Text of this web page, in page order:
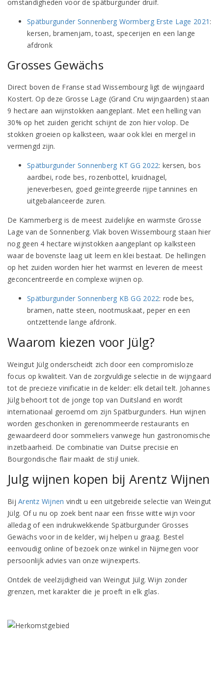
omstandigheden voor de spätburgunder druif.
Spätburgunder Sonnenberg Wormberg Erste Lage 2021 :
kersen, bramenjam, toast, specerijen en een lange
afdronk
Grosses Gewächs
Direct boven de Franse stad Wissembourg ligt de wijngaard
Kostert. Op deze Grosse Lage (Grand Cru wijngaarden) staan
9 hectare aan wijnstokken aangeplant. Met een helling van
30% op het zuiden gericht schijnt de zon hier volop. De
stokken groeien op kalksteen, waar ook klei en mergel in
vermengd zijn.
Spätburgunder Sonnenberg KT GG 2022: kersen, bos
aardbei, rode bes, rozenbottel, kruidnagel,
jeneverbesen, goed geïntegreerde rijpe tannines en
uitgebalanceerde zuren.
De Kammerberg is de meest zuidelijke en warmste Grosse
Lage van de Sonnenberg. Vlak boven Wissembourg staan hier
nog geen 4 hectare wijnstokken aangeplant op kalksteen
waar de bovenste laag uit leem en klei bestaat. De hellingen
op het zuiden worden hier het warmst en leveren de meest
geconcentreerde en complexe wijnen op.
Spätburgunder Sonnenberg KB GG 2022: rode bes,
bramen, natte steen, nootmuskaat, peper en een
ontzettende lange afdronk.
Waarom kiezen voor Jülg?
Weingut Jülg onderscheidt zich door een compromisloze
focus op kwaliteit. Van de zorgvuldige selectie in de wijngaard
tot de precieze vinificatie in de kelder: elk detail telt. Johannes
Jülg behoort tot de jonge top van Duitsland en wordt
internationaal geroemd om zijn Spätburgunders. Hun wijnen
worden geschonken in gerenommeerde restaurants en
gewaardeerd door sommeliers vanwege hun gastronomische
inzetbaarheid. De combinatie van Duitse precisie en
Bourgondische flair maakt de stijl uniek.
Julg wijnen kopen bij Arentz Wijnen
BijArentz Wijnen vindt u een uitgebreide selectie van Weingut
Jülg. Of u nu op zoek bent naar een frisse witte wijn voor
alledag of een indrukwekkende Spätburgunder Grosses
Gewächs voor in de kelder, wij helpen u graag. Bestel
eenvoudig online of bezoek onze winkel in Nijmegen voor
persoonlijk advies van onze wijnexperts.
Ontdek de veelzijdigheid van Weingut Jülg. Wijn zonder
grenzen, met karakter die je proeft in elk glas.